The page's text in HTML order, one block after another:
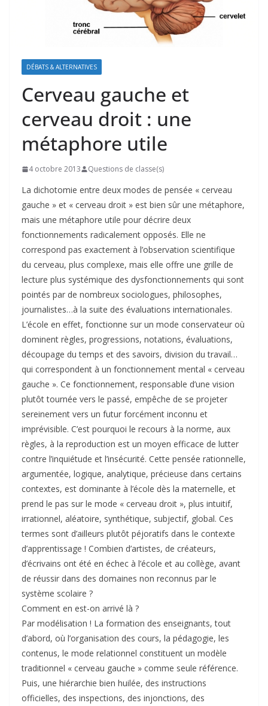
DÉBATS & ALTERNATIVES
Cerveau gauche et
cerveau droit : une
métaphore utile
4 octobre 2013 Questions de classe(s)
La dichotomie entre deux modes de pensée « cerveau
gauche » et « cerveau droit » est bien sûr une métaphore,
mais une métaphore utile pour décrire deux
fonctionnements radicalement opposés. Elle ne
correspond pas exactement à l’observation scientifique
du cerveau, plus complexe, mais elle offre une grille de
lecture plus systémique des dysfonctionnements qui sont
pointés par de nombreux sociologues, philosophes,
journalistes…à la suite des évaluations internationales.
L’école en effet, fonctionne sur un mode conservateur où
dominent règles, progressions, notations, évaluations,
découpage du temps et des savoirs, division du travail…
qui correspondent à un fonctionnement mental « cerveau
gauche ». Ce fonctionnement, responsable d’une vision
plutôt tournée vers le passé, empêche de se projeter
sereinement vers un futur forcément inconnu et
imprévisible. C’est pourquoi le recours à la norme, aux
règles, à la reproduction est un moyen efficace de lutter
contre l’inquiétude et l’insécurité. Cette pensée rationnelle,
argumentée, logique, analytique, précieuse dans certains
contextes, est dominante à l’école dès la maternelle, et
prend le pas sur le mode « cerveau droit », plus intuitif,
irrationnel, aléatoire, synthétique, subjectif, global. Ces
termes sont d’ailleurs plutôt péjoratifs dans le contexte
d’apprentissage ! Combien d’artistes, de créateurs,
d’écrivains ont été en échec à l’école et au collège, avant
de réussir dans des domaines non reconnus par le
système scolaire ?
Comment en est-on arrivé là ?
Par modélisation ! La formation des enseignants, tout
d’abord, où l’organisation des cours, la pédagogie, les
contenus, le mode relationnel constituent un modèle
traditionnel « cerveau gauche » comme seule référence.
Puis, une hiérarchie bien huilée, des instructions
officielles, des inspections, des injonctions, des